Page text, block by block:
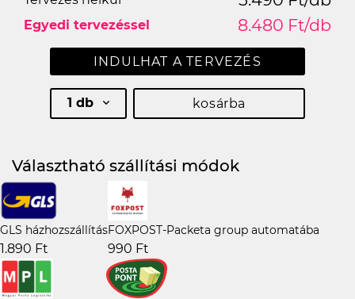
Egyedi tervezéssel 8.480 Ft/db
INDULHAT A TERVEZÉS
1 db kosárba
Választható szállítási módok
GLS házhozszállítás
1.890 Ft
FOXPOST-Packeta group automatába
990 Ft